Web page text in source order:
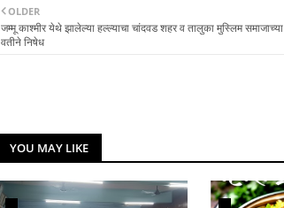
OLDER
जम्मू काश्मीर येथे झालेल्या हल्ल्याचा चांदवड शहर व तालुका मुस्लिम समाजाच्या
वतीने निषेध
YOU MAY LIKE